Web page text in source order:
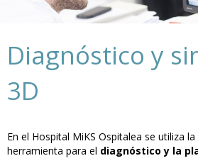
Diagnóstico y
3D
En el Hospital MiKS Ospitalea se utiliza
herramienta para el diagnóstico y la